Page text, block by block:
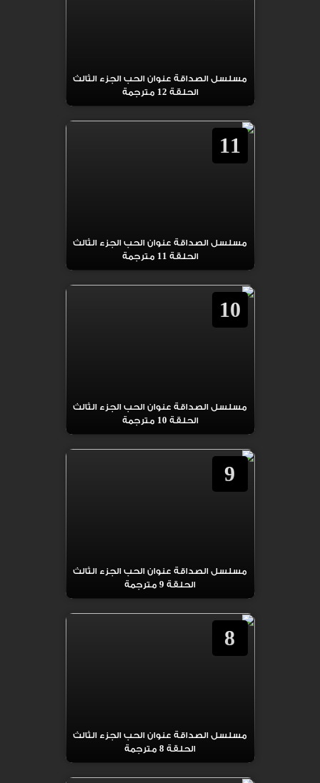
مسلسل الصداقة عنوان الحب الجزء الثالث
الحلقة 12 مترجمة
11
مسلسل الصداقة عنوان الحب الجزء الثالث
الحلقة 11 مترجمة
10
مسلسل الصداقة عنوان الحب الجزء الثالث
الحلقة 10 مترجمة
9
مسلسل الصداقة عنوان الحب الجزء الثالث
الحلقة 9 مترجمة
8
مسلسل الصداقة عنوان الحب الجزء الثالث
الحلقة 8 مترجمة